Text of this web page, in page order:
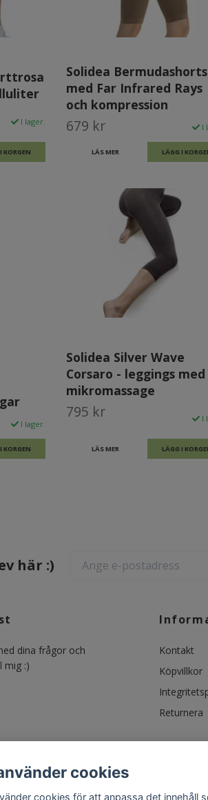
I lager.
KORGEN
Solidea
med Far Infrared Rays
och kompression
679 kr I
LÄS MER LÄGG I
I lager.
KORGEN
Solidea Silver Wave
Corsaro - leggings med
mikromassage
795 kr I
LÄS MER LÄGG I
här :)
dina frågor och
mig :)
Kontakt
Köpvillkor
Returnera
cookies
cookies för att anpassa det innehåll